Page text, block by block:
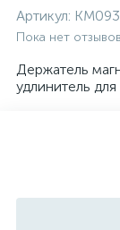
Артикул:
Пока нет отзывов
Держатель
удлинитель для